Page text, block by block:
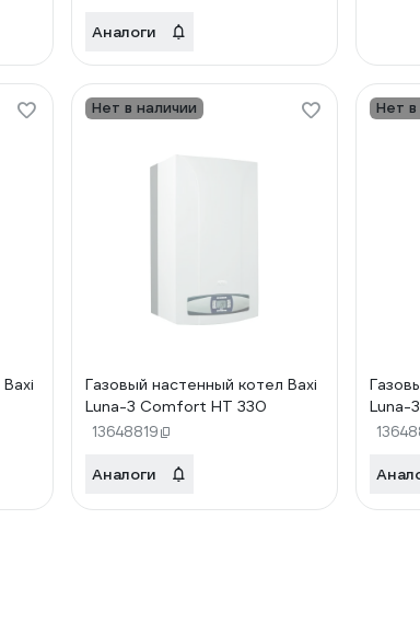
Аналоги
Нет в наличии
Газовый настенный котел Baxi
Luna-3 Comfort HT 330
13648819
Аналоги
Нет в
Luna-